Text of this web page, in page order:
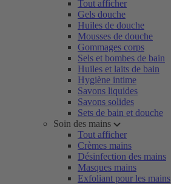
Tout afficher
Gels douche
Huiles de douche
Mousses de douche
Gommages corps
Sels et bombes de bain
Huiles et laits de bain
Hygiène intime
Savons liquides
Savons solides
Sets de bain et douche
Soin des mains
Tout afficher
Crèmes mains
Désinfection des mains
Masques mains
Exfoliant pour les mains